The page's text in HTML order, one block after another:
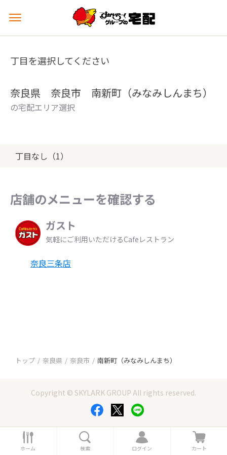
メ
ュ
を
丁目を選択してください
奈良県 奈良市 南新町（みなみしんまち）
の宅配エリア選択
丁目なし（1）
店舗のメニューを確認する
ガスト
気軽にご利用いただけるCafeレストラン
奈良三条店
トップ 奈良県 奈良市 南新町（みなみしんまち）
Copyright © SKYLARK GROUP All rights reserved.
ホ
ー
ホーム 索
検索
ロ
グ
ログイン
カ
ー
カート